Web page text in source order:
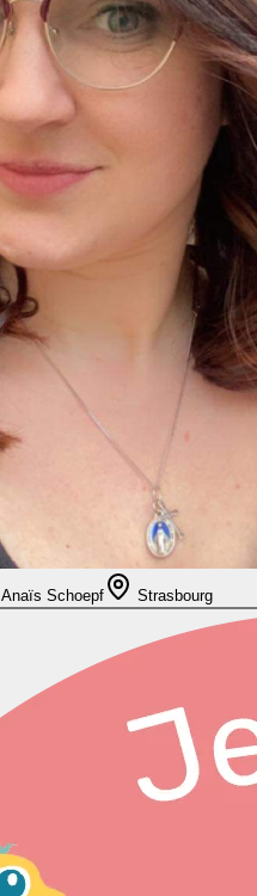
Anaïs Schoepf Strasbourg